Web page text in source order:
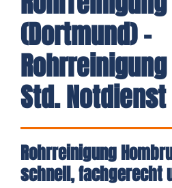
(Dortmund) -
Std. Notdienst
Rohrreinigung
schnell, fachgerecht